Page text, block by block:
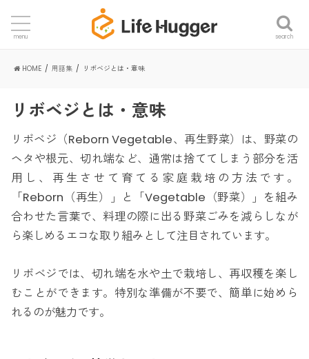
search
menu
HOME 用語集 リボベジとは・意味
リボベジとは・意味
リボベジ（Reborn Vegetable、再生野菜）は、野菜の
ヘタや根元、切れ端など、通常は捨ててしまう部分を活
用し、再生させて育てる家庭栽培の方法です。
「Reborn（再生）」と「Vegetable（野菜）」を組み
合わせた言葉で、料理の際に出る野菜ごみを減らしなが
ら楽しめるエコな取り組みとして注目されています。
リボベジでは、切れ端を水や土で栽培し、再収穫を楽し
むことができます。特別な準備が不要で、簡単に始めら
れるのが魅力です。